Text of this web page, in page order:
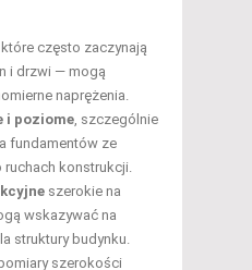
, które często zaczynają
i drzwi — mogą
naprężenia.
i poziome , szczególnie
fundamentów ze
konstrukcji.
szerokie na
wskazywać na
struktury budynku.
szerokości